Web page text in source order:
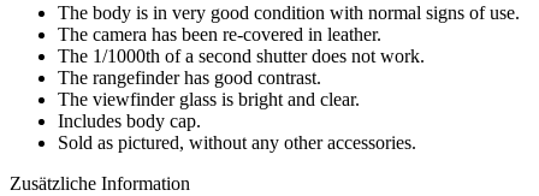
The body is in very good condition with normal signs of use.
The camera has been re-covered in leather.
The 1/1000th of a second shutter does not work.
The rangefinder has good contrast.
The viewfinder glass is bright and clear.
Includes body cap.
Sold as pictured, without any other accessories.
Zusätzliche Information